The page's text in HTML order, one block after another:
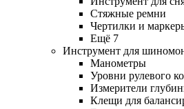
Стяжные ремни
Чертилки и
Ещё 7
Инструмент для
Манометры
Уровни рулевого
Измерители
Клещи для